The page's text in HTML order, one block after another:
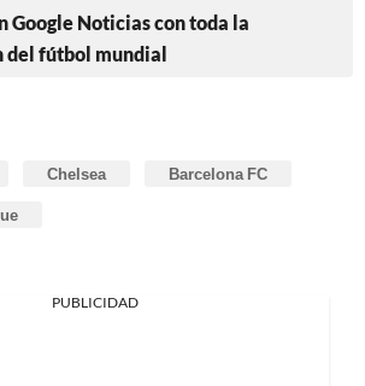
Google Noticias con toda la
del fútbol mundial
Chelsea Barcelona FC
PUBLICIDAD